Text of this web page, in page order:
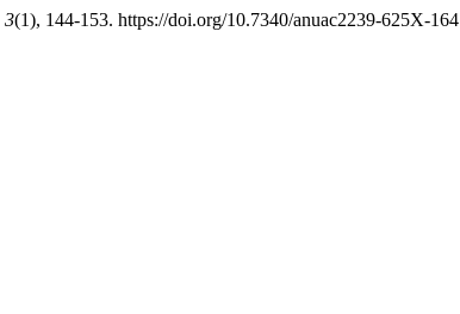
3(1), 144-153. https://doi.org/10.7340/anuac2239-625X-164